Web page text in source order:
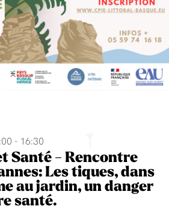
- 16:30
Santé - Rencontre
Les tiques, dans
au jardin, un danger
santé.